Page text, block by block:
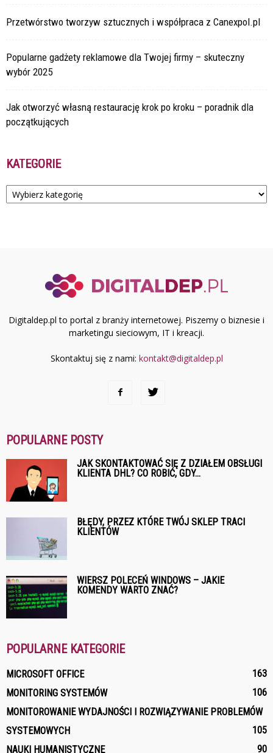
Przetwórstwo tworzyw sztucznych i współpraca z Canexpol.pl
Popularne gadżety reklamowe dla Twojej firmy – skuteczny
wybór 2025
Jak otworzyć własną restaurację krok po kroku – poradnik dla
początkujących
KATEGORIE
Kategorie
Digitaldep.pl to portal z branży internetowej. Piszemy o biznesie i
marketingu sieciowym, IT i kreacji.
Skontaktuj się z nami: kontakt@digitaldep.pl
POPULARNE POSTY
JAK SKONTAKTOWAĆ SIĘ Z DZIAŁEM OBSŁUGI
KLIENTA DHL? CO ROBIĆ, GDY...
BŁĘDY, PRZEZ KTÓRE TWÓJ SKLEP TRACI
KLIENTÓW
WIERSZ POLECEŃ WINDOWS – JAKIE
KOMENDY WARTO ZNAĆ?
POPULARNE KATEGORIE
MICROSOFT OFFICE
163
MONITORING SYSTEMÓW
106
MONITOROWANIE WYDAJNOŚCI I ROZWIĄZYWANIE PROBLEMÓW
SYSTEMOWYCH
105
NAUKI HUMANISTYCZNE
90